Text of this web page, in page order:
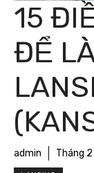
15
ĐỂ
admin Tháng